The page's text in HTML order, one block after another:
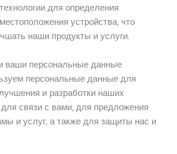
для определения
устройства, что
наши продукты и услуги.
ваши персональные данные
персональные данные для
и разработки наших
для связи с вами, для предложения
и услуг, а также для защиты нас и